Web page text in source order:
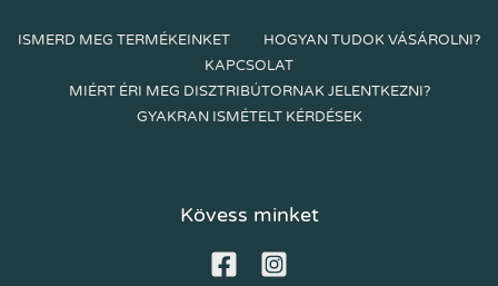
ISMERD MEG TERMÉKEINKET
HOGYAN TUDOK VÁSÁROLNI?
KAPCSOLAT
MIÉRT ÉRI MEG DISZTRIBÚTORNAK JELENTKEZNI?
GYAKRAN ISMÉTELT KÉRDÉSEK
Kövess minket